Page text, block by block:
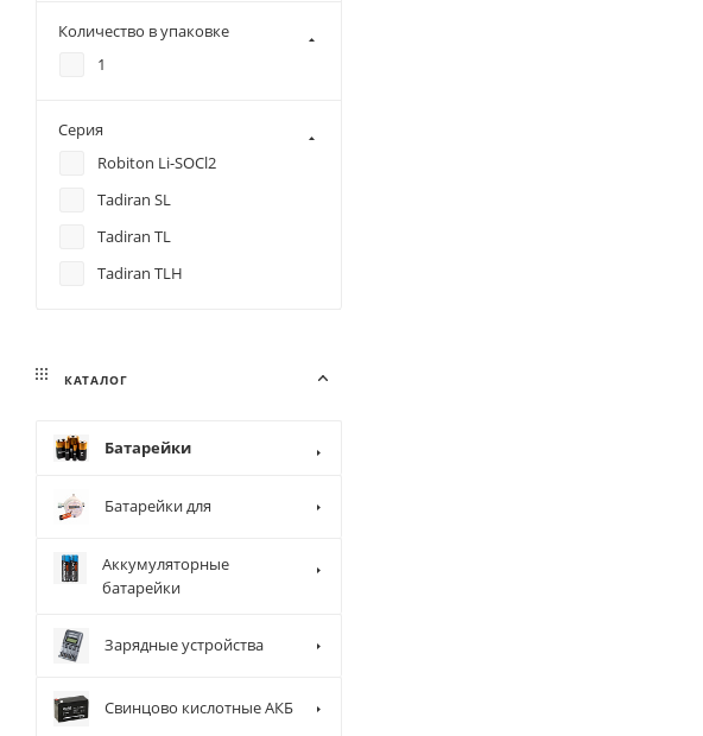
Количество в упаковке
1
Серия
Robiton Li-SOCl2
Tadiran SL
Tadiran TL
Tadiran TLH
КАТАЛОГ
Батарейки
Батарейки для
Аккумуляторные
батарейки
Зарядные устройства
Свинцово кислотные АКБ